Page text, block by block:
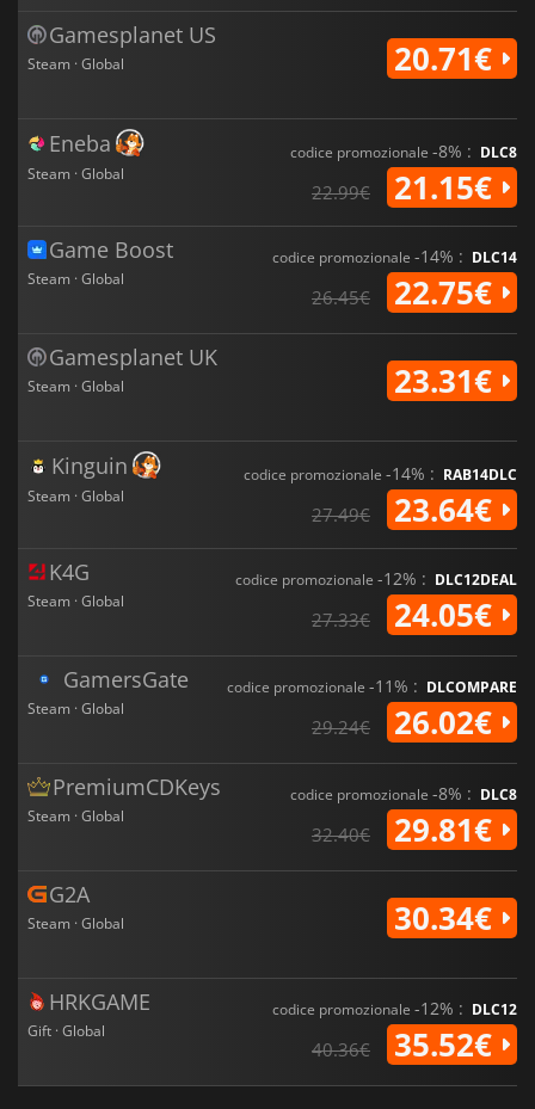
Gamesplanet US
Steam · Global 20.71€
Eneba
Steam · Global
codice promozionale -8% : DLC8
22.99€ 21.15€
Game Boost
Steam · Global
codice promozionale -14% : DLC14
26.45€ 22.75€
Gamesplanet UK
Steam · Global 23.31€
Kinguin
Steam · Global
codice promozionale -14% : RAB14DLC
27.49€ 23.64€
K4G
Steam · Global
codice promozionale -12% : DLC12DEAL
27.33€ 24.05€
GamersGate
Steam · Global
codice promozionale -11% : DLCOMPARE
29.24€ 26.02€
PremiumCDKeys
Steam · Global
codice promozionale -8% : DLC8
32.40€ 29.81€
G2A
Steam · Global 30.34€
HRKGAME
Gift · Global
codice promozionale -12% : DLC12
40.36€ 35.52€